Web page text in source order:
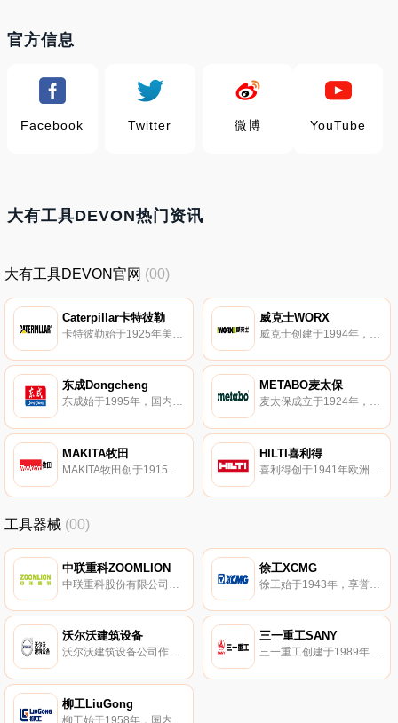
官方信息
Facebook Twitter 微博 YouTube
大有工具DEVON热门资讯
大有工具DEVON官网 (00)
Caterpillar卡特彼勒
卡特彼勒始于1925年美国，建筑工程机械和矿用设备、柴油和天然气发动机、工业用燃气轮机以及电传动内燃机车领域的全球领先企业。
威克士WORX
东成Dongcheng
东成始于1995年，国内知名专业电动工具制造企业。东成主产各类电动工具产品、转子、定子等零配件。
METABO麦太保
麦太保成立于1924年，德国著名的专业电动工具制造商。麦太保专注于研发、生产、销售具有德国品质和标准的电动工具。
MAKITA牧田
MAKITA牧田创于1915年，专门生产专业电动工具的大型制造商。牧田主营业务包括电动工具、木工机械、气动工具、家用及园艺用机器等的制造和销售。
HILTI喜利得
喜利得创于1941年欧洲，全球知名建筑解决方案提供商。喜利得产品涵盖电锤、电镐、冲击起子、扳手、汽油锯等工具。
工具器械 (00)
中联重科ZOOMLION 徐工XCMG
沃尔沃建筑设备
沃尔沃建筑设备公司作为沃尔沃集团成员之一，是全球知名的建筑设备制造商。沃尔沃建筑设备主要生产不同型号的挖掘机，轮式装载机，自行式平地机，铰接式卡车等产品。
三一重工SANY
三一重工创建于1989年，以工程为主题的装备制造企业。三一重工主导产品涵盖混凝土机械、挖掘机械、起重机械、筑路机械、桩工机械、风电设备、港口机械等类型。
柳工LiuGong